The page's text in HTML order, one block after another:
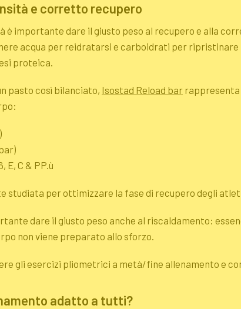
e corretto recupero
è importante dare il giusto peso al recupero e alla
acqua per reidratarsi e carboidrati per ripristinare
proteica.
pasto così bilanciato, Isostad Reload bar rappresenta
E, C & PP.ù
studiata per ottimizzare la fase di recupero degli
dare il giusto peso anche al riscaldamento:
non viene preparato allo sforzo.
gli esercizi pliometrici a metà/fine allenamento e
adatto a tutti?